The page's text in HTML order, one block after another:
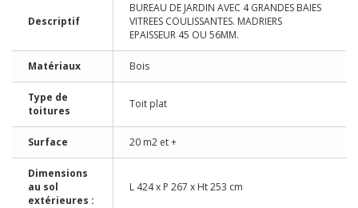
Descriptif
BUREAU DE JARDIN AVEC 4 GRANDES BAIES
VITREES COULISSANTES. MADRIERS
EPAISSEUR 45 OU 56MM.
Matériaux Bois
Type de
toitures
Toit plat
Surface 20 m2 et +
Dimensions
au sol
extérieures :
L 424 x P 267 x Ht 253 cm